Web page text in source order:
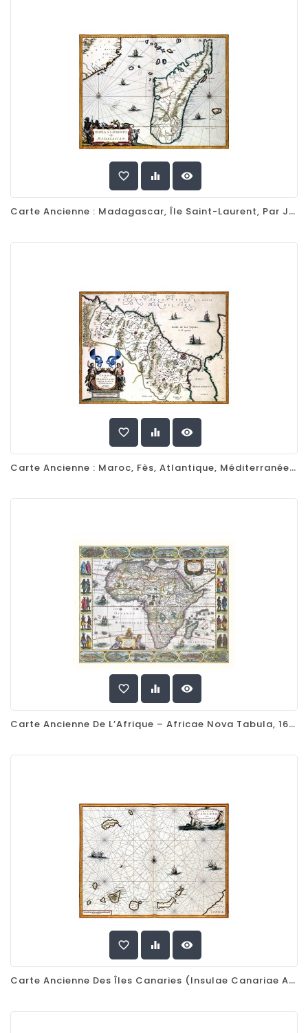
favorite_border equalizer visibility
Carte Ancienne : Madagascar, Île Saint-Laurent, Par Joan Blaeu, 1662
favorite_border equalizer visibility
Carte Ancienne : Maroc, Fès, Atlantique, Méditerranée, Par Willem Blaeu, 1635
favorite_border equalizer visibility
Carte Ancienne De L’Afrique – Africae Nova Tabula, 1623
favorite_border equalizer visibility
Carte Ancienne Des Îles Canaries (Insulae Canariae Alias Fortunatae Dictae), Joan Blaeu, 1667